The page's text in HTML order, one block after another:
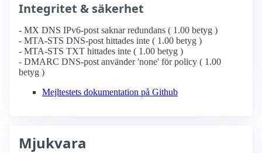
Integritet & säkerhet
- MX DNS IPv6-post saknar redundans ( 1.00 betyg )
- MTA-STS DNS-post hittades inte ( 1.00 betyg )
- MTA-STS TXT hittades inte ( 1.00 betyg )
- DMARC DNS-post använder 'none' för policy ( 1.00
betyg )
Mejltestets dokumentation på Github
Mjukvara